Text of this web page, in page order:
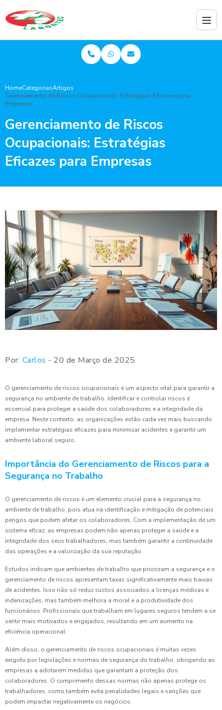
HomeCategoriasArtigos
Gerenciamento de Riscos Ocupacionais: Estratégias Eficazes para
Empresas
Gerenciamento de Riscos
Ocupacionais: Estratégias
Eficazes para Empresas
Por: Carlos - 20 de Março de 2025
O gerenciamento de riscos ocupacionais é um aspecto vital para garantir a
segurança no ambiente de trabalho. Identificar e controlar riscos é
essencial para proteger a saúde dos colaboradores e a integridade da
empresa. Neste contexto, as organizações estão cada vez mais buscando
implementar estratégias eficazes para minimizar acidentes e garantir um
ambiente laboral seguro.
Importância do Gerenciamento de Riscos para a
Segurança no Trabalho
O gerenciamento de riscos é um elemento crucial para a segurança no
ambiente de trabalho, pois atua na identificação e mitigação de potenciais
perigos que podem afetar os colaboradores. Com a implementação de um
sistema eficaz, as empresas podem não apenas proteger a saúde e a
integridade dos seus trabalhadores, mas também garantir a continuidade
das operações e a valorização da sua reputação.
Estudos indicam que ambientes de trabalho que priorizam a segurança e o
gerenciamento de riscos apresentam taxas significativamente mais baixas
de acidentes. Isso não só reduz custos associados a licenças médicas e
indenizações, mas também melhora a moral e a produtividade dos
funcionários. Profissionais que trabalham em lugares seguros tendem a se
sentir mais motivados e engajados, resultando em um aumento na
eficiência operacional.
Além disso, o gerenciamento de riscos ocupacionais é muitas vezes
exigido por legislações e normas de segurança do trabalho, obrigando as
empresas a adotarem medidas que garantam a proteção dos
colaboradores. O cumprimento dessas normas não apenas protege os
trabalhadores, como também evita penalidades legais e sanções que
podem impactar negativamente os negócios.